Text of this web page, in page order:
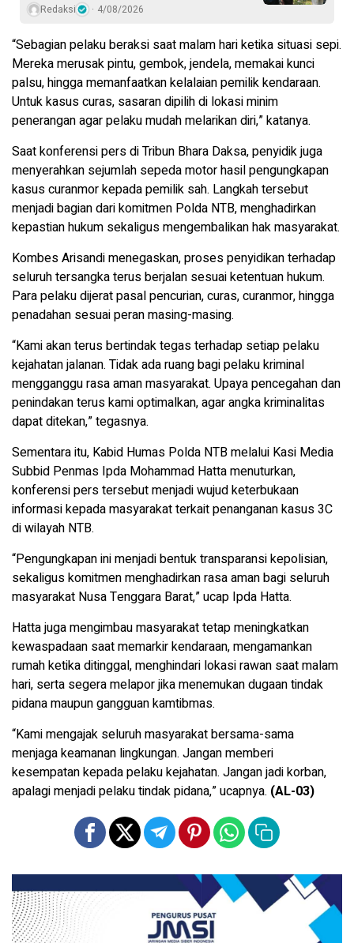
Redaksi 4/08/2026
“Sebagian pelaku beraksi saat malam hari ketika situasi sepi.
Mereka merusak pintu, gembok, jendela, memakai kunci
palsu, hingga memanfaatkan kelalaian pemilik kendaraan.
Untuk kasus curas, sasaran dipilih di lokasi minim
penerangan agar pelaku mudah melarikan diri,” katanya.
Saat konferensi pers di Tribun Bhara Daksa, penyidik juga
menyerahkan sejumlah sepeda motor hasil pengungkapan
kasus curanmor kepada pemilik sah. Langkah tersebut
menjadi bagian dari komitmen Polda NTB, menghadirkan
kepastian hukum sekaligus mengembalikan hak masyarakat.
Kombes Arisandi menegaskan, proses penyidikan terhadap
seluruh tersangka terus berjalan sesuai ketentuan hukum.
Para pelaku dijerat pasal pencurian, curas, curanmor, hingga
penadahan sesuai peran masing-masing.
“Kami akan terus bertindak tegas terhadap setiap pelaku
kejahatan jalanan. Tidak ada ruang bagi pelaku kriminal
mengganggu rasa aman masyarakat. Upaya pencegahan dan
penindakan terus kami optimalkan, agar angka kriminalitas
dapat ditekan,” tegasnya.
Sementara itu, Kabid Humas Polda NTB melalui Kasi Media
Subbid Penmas Ipda Mohammad Hatta menuturkan,
konferensi pers tersebut menjadi wujud keterbukaan
informasi kepada masyarakat terkait penanganan kasus 3C
di wilayah NTB.
“Pengungkapan ini menjadi bentuk transparansi kepolisian,
sekaligus komitmen menghadirkan rasa aman bagi seluruh
masyarakat Nusa Tenggara Barat,” ucap Ipda Hatta.
Hatta juga mengimbau masyarakat tetap meningkatkan
kewaspadaan saat memarkir kendaraan, mengamankan
rumah ketika ditinggal, menghindari lokasi rawan saat malam
hari, serta segera melapor jika menemukan dugaan tindak
pidana maupun gangguan kamtibmas.
“Kami mengajak seluruh masyarakat bersama-sama
menjaga keamanan lingkungan. Jangan memberi
kesempatan kepada pelaku kejahatan. Jangan jadi korban,
apalagi menjadi pelaku tindak pidana,” ucapnya. (AL-03)